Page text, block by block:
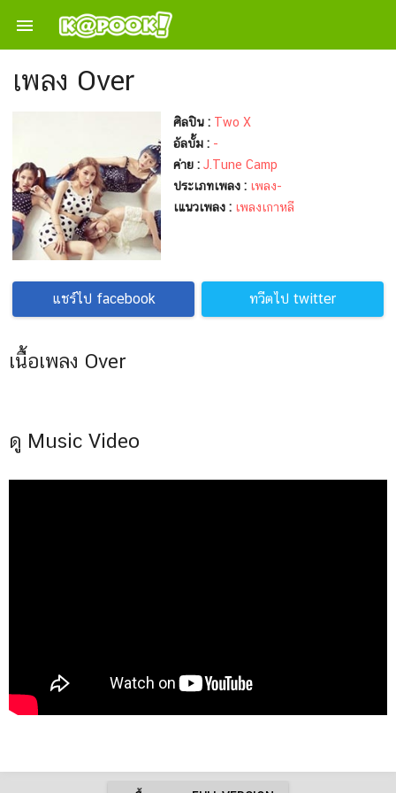

เพลง Over
ศิลปิน : Two X
อัลบั้ม : -
ค่าย : J.Tune Camp
ประเภทเพลง : เพลง-
เแนวเพลง : เพลงเกาหลี
แชร์ไป facebook ทวีตไป twitter
เนื้อเพลง Over
ดู Music Video